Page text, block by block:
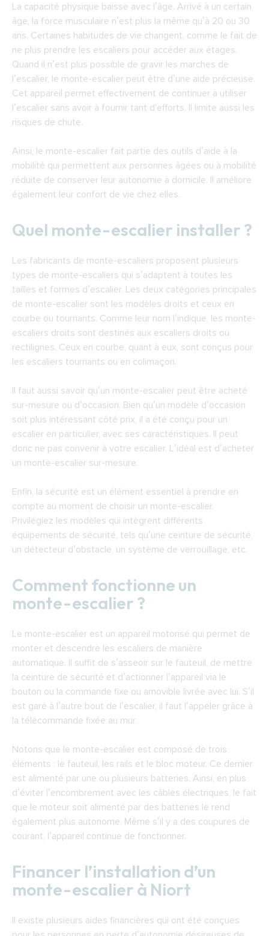
Niort
Trouver un installateur de monte-escalier à
Niort
La capacité physique baisse avec l’âge. Arrivé à un certain
âge, la force musculaire n’est plus la même qu’à 20 ou 30
ans. Certaines habitudes de vie changent, comme le fait de
ne plus prendre les escaliers pour accéder aux étages.
Quand il n’est plus possible de gravir les marches de
l’escalier, le monte-escalier peut être d’une aide précieuse.
Cet appareil permet effectivement de continuer à utiliser
l’escalier sans avoir à fournir tant d'efforts. Il limite aussi les
risques de chute.
Ainsi, le monte-escalier fait partie des outils d’aide à la
mobilité qui permettent aux personnes âgées ou à mobilité
réduite de conserver leur autonomie à domicile. Il améliore
également leur confort de vie chez elles.
Quel monte-escalier installer ?
Les fabricants de monte-escaliers proposent plusieurs
types de monte-escaliers qui s’adaptent à toutes les
tailles et formes d’escalier. Les deux catégories principales
de monte-escalier sont les modèles droits et ceux en
courbe ou tournants. Comme leur nom l’indique, les monte-
escaliers droits sont destinés aux escaliers droits ou
rectilignes. Ceux en courbe, quant à eux, sont conçus pour
les escaliers tournants ou en colimaçon.
Il faut aussi savoir qu’un monte-escalier peut être acheté
sur-mesure ou d’occasion. Bien qu’un modèle d’occasion
soit plus intéressant côté prix, il a été conçu pour un
escalier en particulier, avec ses caractéristiques. Il peut
donc ne pas convenir à votre escalier. L’idéal est d’acheter
un monte-escalier sur-mesure.
Enfin, la sécurité est un élément essentiel à prendre en
compte au moment de choisir un monte-escalier.
Privilégiez les modèles qui intègrent différents
équipements de sécurité, tels qu’une ceinture de sécurité,
un détecteur d’obstacle, un système de verrouillage, etc.
Comment fonctionne un
monte-escalier ?
Le monte-escalier est un appareil motorisé qui permet de
monter et descendre les escaliers de manière
automatique. Il suffit de s’asseoir sur le fauteuil, de mettre
la ceinture de sécurité et d’actionner l’appareil via le
bouton ou la commande fixe ou amovible livrée avec lui. S’il
est garé à l’autre bout de l’escalier, il faut l’appeler grâce à
la télécommande fixée au mur.
Notons que le monte-escalier est composé de trois
éléments : le fauteuil, les rails et le bloc moteur. Ce dernier
est alimenté par une ou plusieurs batteries. Ainsi, en plus
d’éviter l’encombrement avec les câbles électriques, le fait
que le moteur soit alimenté par des batteries le rend
également plus autonome. Même s’il y a des coupures de
courant, l’appareil continue de fonctionner.
Financer l’installation d’un
monte-escalier à Niort
Il existe plusieurs aides financières qui ont été conçues